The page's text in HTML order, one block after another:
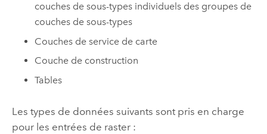
couches de sous-types individuels des groupes de
couches de sous-types
Couches de service de carte
Couche de construction
Tables
Les types de données suivants sont pris en charge
pour les entrées de raster :